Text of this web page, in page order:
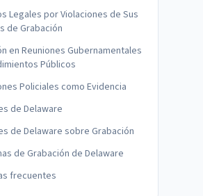
Legales por Violaciones de Sus
de Grabación
en Reuniones Gubernamentales
Públicos
Policiales como Evidencia
de Delaware
de Delaware sobre Grabación
de Grabación de Delaware
frecuentes